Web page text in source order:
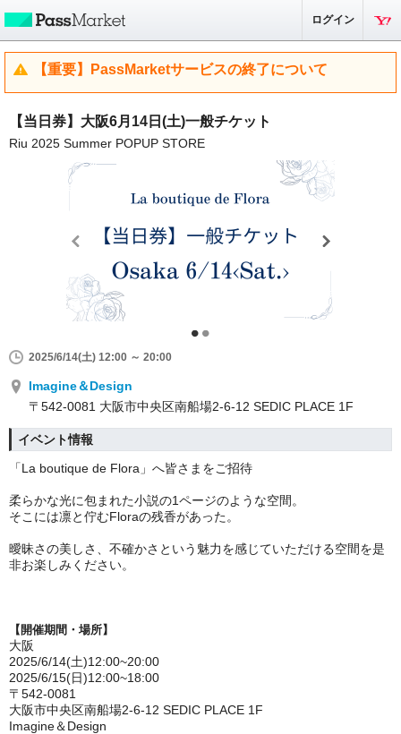
ログイン
【重要】PassMarketサービスの終了について
【当日券】大阪6月14日(土)一般チケット
Riu 2025 Summer POPUP STORE
2025/6/14(土) 12:00 ～ 20:00
Imagine＆Design
〒542-0081 大阪市中央区南船場2-6-12 SEDIC PLACE 1F
イベント情報
「La boutique de Flora」へ皆さまをご招待
柔らかな光に包まれた小説の1ページのような空間。
そこには凛と佇むFloraの残香があった。
曖昧さの美しさ、不確かさという魅力を感じていただける空間を是
非お楽しみください。
【開催期間・場所】
大阪
2025/6/14(土)12:00~20:00
2025/6/15(日)12:00~18:00
〒542-0081
大阪市中央区南船場2-6-12 SEDIC PLACE 1F
Imagine＆Design